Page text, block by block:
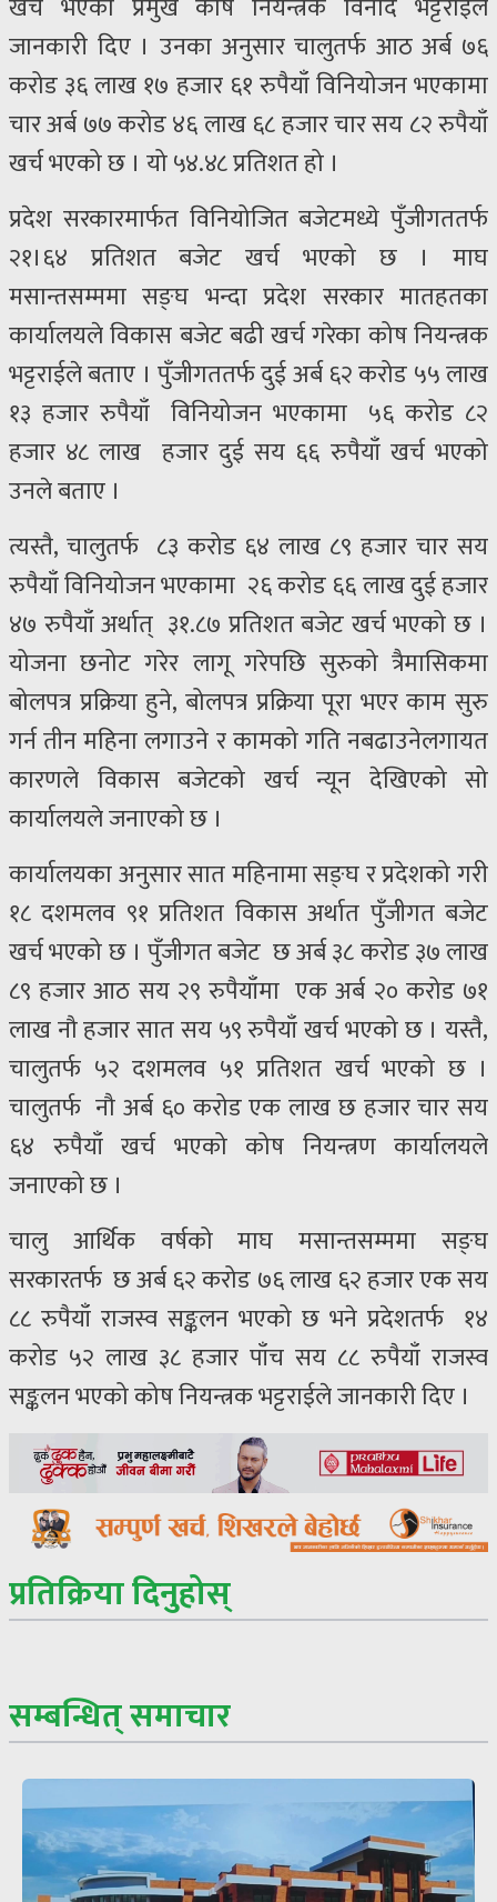
जानकारी दिए । उनका अनुसार चालुतर्फ आठ अर्ब ७६
करोड ३६ लाख १७ हजार ६१ रुपैयाँ विनियोजन भएकामा
चार अर्ब ७७ करोड ४६ लाख ६८ हजार चार सय ८२ रुपैयाँ
खर्च भएको छ । यो ५४.४८ प्रतिशत हो ।
प्रदेश सरकारमार्फत विनियोजित बजेटमध्ये पुँजीगततर्फ
२१।६४ प्रतिशत बजेट खर्च भएको छ । माघ
मसान्तसम्ममा सङ्घ भन्दा प्रदेश सरकार मातहतका
कार्यालयले विकास बजेट बढी खर्च गरेका कोष नियन्त्रक
भट्टराईले बताए । पुँजीगततर्फ दुई अर्ब ६२ करोड ५५ लाख
१३ हजार रुपैयाँ विनियोजन भएकामा ५६ करोड ८२
हजार ४८ लाख हजार दुई सय ६६ रुपैयाँ खर्च भएको
उनले बताए ।
त्यस्तै, चालुतर्फ ८३ करोड ६४ लाख ८९ हजार चार सय
रुपैयाँ विनियोजन भएकामा २६ करोड ६६ लाख दुई हजार
४७ रुपैयाँ अर्थात् ३१.८७ प्रतिशत बजेट खर्च भएको छ ।
योजना छनोट गरेर लागू गरेपछि सुरुको त्रैमासिकमा
बोलपत्र प्रक्रिया हुने, बोलपत्र प्रक्रिया पूरा भएर काम सुरु
गर्न तीन महिना लगाउने र कामको गति नबढाउनेलगायत
कारणले विकास बजेटको खर्च न्यून देखिएको सो
कार्यालयले जनाएको छ ।
कार्यालयका अनुसार सात महिनामा सङ्घ र प्रदेशको गरी
१८ दशमलव ९१ प्रतिशत विकास अर्थात पुँजीगत बजेट
खर्च भएको छ । पुँजीगत बजेट छ अर्ब ३८ करोड ३७ लाख
८९ हजार आठ सय २९ रुपैयाँमा एक अर्ब २० करोड ७१
लाख नौ हजार सात सय ५९ रुपैयाँ खर्च भएको छ । यस्तै,
चालुतर्फ ५२ दशमलव ५१ प्रतिशत खर्च भएको छ ।
चालुतर्फ नौ अर्ब ६० करोड एक लाख छ हजार चार सय
६४ रुपैयाँ खर्च भएको कोष नियन्त्रण कार्यालयले
जनाएको छ ।
चालु आर्थिक वर्षको माघ मसान्तसम्ममा सङ्घ
सरकारतर्फ छ अर्ब ६२ करोड ७६ लाख ६२ हजार एक सय
८८ रुपैयाँ राजस्व सङ्कलन भएको छ भने प्रदेशतर्फ १४
करोड ५२ लाख ३८ हजार पाँच सय ८८ रुपैयाँ राजस्व
सङ्कलन भएको कोष नियन्त्रक भट्टराईले जानकारी दिए ।
प्रतिक्रिया दिनुहोस्
सम्बन्धित् समाचार